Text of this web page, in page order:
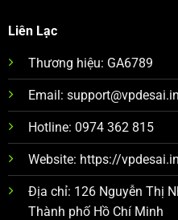
Liên Lạc
Thương hiệu: GA6789
Email: support@vpdesai.in
Hotline: 0974 362 815
Website: https://
Địa chỉ: 126 Nguyễn Thị
Thành phố Hồ Chí Minh